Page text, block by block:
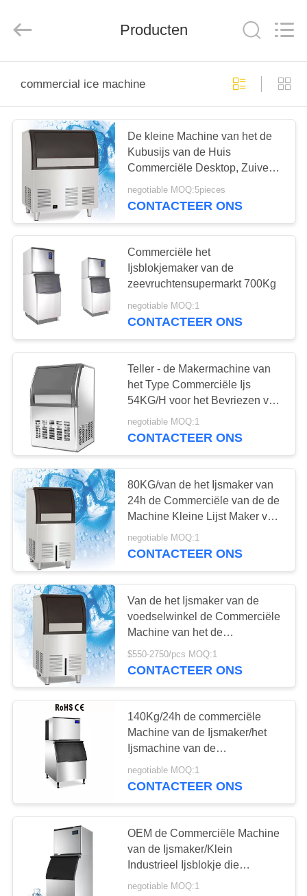
PRODUCTEN
ONGEVEER
ONS
FABRIEKSREIS
KWALITEITSCONTROLE
CONTACTEER
ONS
NIEUWS
VERZOEK
OM
EEN
CITAAT
SITEMAP
PRIVACY
POLICY
Co.,
Reserved.
Producten
commercial ice machine
De kleine Machine van het de
Kubusijs van de Huis
Commerciële Desktop, Zuivere
25kg/d-Ijsmaker
negotiable MOQ:5pieces
CONTACTEER ONS
Commerciële het
Ijsblokjemaker van de
zeevruchtensupermarkt 700Kg
negotiable MOQ:1
CONTACTEER ONS
Teller - de Makermachine van
het Type Commerciële Ijs
54KG/H voor het Bevriezen van
Rundvleesvissen
negotiable MOQ:1
CONTACTEER ONS
80KG/van de het Ijsmaker van
24h de Commerciële van de de
Machine Kleine Lijst Maker van
het de Bovenkantijsblokje
negotiable MOQ:1
CONTACTEER ONS
Van de het Ijsmaker van de
voedselwinkel de Commerciële
Machine van het de
Machine100kg /dag Ijsblokje
$550-2750/pcs MOQ:1
CONTACTEER ONS
140Kg/24h de commerciële
Machine van de Ijsmaker/het
Ijsmachine van de
Restaurantkubus
negotiable MOQ:1
CONTACTEER ONS
OEM de Commerciële Machine
van de Ijsmaker/Klein
Industrieel Ijsblokje die
Machine maken
negotiable MOQ:1